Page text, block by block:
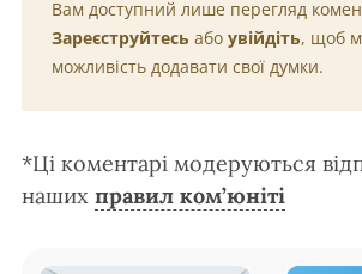
Вам доступний лише перегляд
Зареєструйтесь або увійдіть, щоб
можливість додавати свої думки.
*Ці коментарі модеруються
наших правил ком’юніті